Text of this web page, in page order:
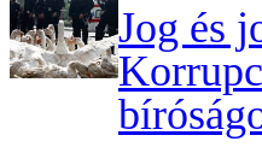
Jog és